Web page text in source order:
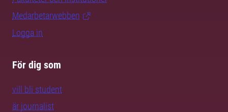
Medarbetarwebben
Logga in
För dig som
vill bli student
är journalist